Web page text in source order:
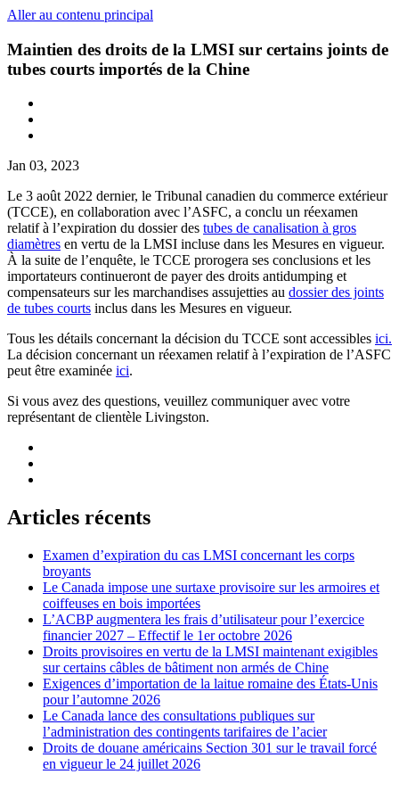
Aller au contenu principal
Maintien des droits de la LMSI sur certains joints de
tubes courts importés de la Chine
Jan 03, 2023
Le 3 août 2022 dernier, le Tribunal canadien du commerce extérieur
(TCCE), en collaboration avec l’ASFC, a conclu un réexamen
relatif à l’expiration du dossier des tubes de canalisation à gros
diamètres en vertu de la LMSI incluse dans les Mesures en vigueur.
À la suite de l’enquête, le TCCE prorogera ses conclusions et les
importateurs continueront de payer des droits antidumping et
compensateurs sur les marchandises assujetties au dossier des joints
de tubes courts inclus dans les Mesures en vigueur.
Tous les détails concernant la décision du TCCE sont accessibles ici.
La décision concernant un réexamen relatif à l’expiration de l’ASFC
peut être examinée ici.
Si vous avez des questions, veuillez communiquer avec votre
représentant de clientèle Livingston.
Articles récents
Examen d’expiration du cas LMSI concernant les corps
broyants
Le Canada impose une surtaxe provisoire sur les armoires et
coiffeuses en bois importées
L’ACBP augmentera les frais d’utilisateur pour l’exercice
financier 2027 – Effectif le 1er octobre 2026
Droits provisoires en vertu de la LMSI maintenant exigibles
sur certains câbles de bâtiment non armés de Chine
Exigences d’importation de la laitue romaine des États-Unis
pour l’automne 2026
Le Canada lance des consultations publiques sur
l’administration des contingents tarifaires de l’acier
Droits de douane américains Section 301 sur le travail forcé
en vigueur le 24 juillet 2026